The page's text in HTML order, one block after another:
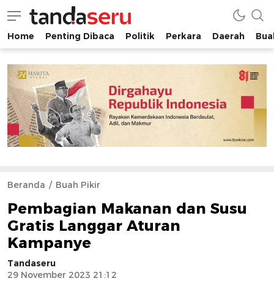
tandaseru.com | Penting Dibaca
tandaseru.com
Home Penting Dibaca Politik Perkara Daerah
Beranda Buah Pikir
Pembagian Makanan dan Susu
Gratis Langgar Aturan
Kampanye
Tandaseru
29 November 2023 21:12